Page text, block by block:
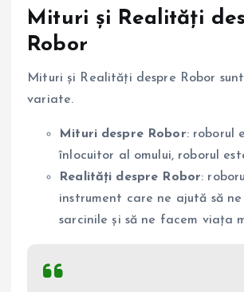
Mituri și Realități
Robor
Mituri și Realități despre Robor
variate.
Mituri despre Robor: roborul
înlocuitor al omului, roborul
Realități despre Robor:
instrument care ne ajută să
sarcinile și să ne facem viața